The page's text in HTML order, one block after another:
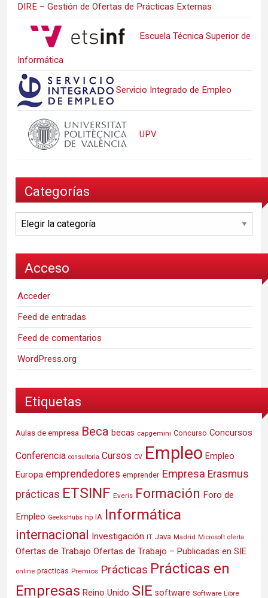
DIRE – Gestión de Ofertas de Prácticas Externas
Escuela Técnica Superior de
Informática
Servicio Integrado de Empleo
UPV
Categorías
Categorías
Acceso
Acceder
Feed de entradas
Feed de comentarios
WordPress.org
Etiquetas
Aulas de empresa Beca becas capgemini Concurso Concursos
Conferencia consultoria Cursos CV Empleo Empleo
Europa emprendedores emprender Empresa Erasmus
prácticas ETSINF Everis Formación Foro de
Empleo GeeksHubs hp IA Informática
internacional Investigación IT Java Madrid Microsoft oferta
Ofertas de Trabajo Ofertas de Trabajo – Publicadas en SIE
online practicas Premios Prácticas Prácticas en
Empresas Reino Unido SIE software Software Libre